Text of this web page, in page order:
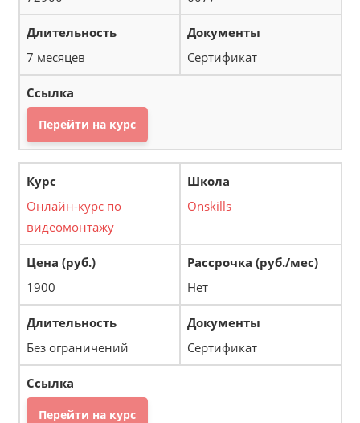
7 месяцев Сертификат
Перейти на курс
Онлайн-курс по
видеомонтажу
Onskills
1900 Нет
Без ограничений Сертификат
Перейти на курс